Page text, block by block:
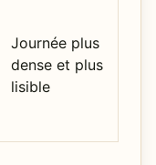
Journée plus
dense et plus
lisible